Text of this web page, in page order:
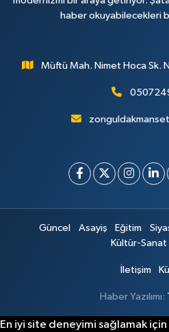
haber okuyabilecekleri
Müftü Mah. Nimet Hoca
Güncel Asayiş Eğitim
Kültür-Sanat
İletişim
Haber Yazılımı:
En iyi site deneyimi sağlamak